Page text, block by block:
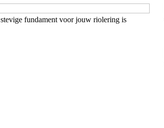
fundament voor jouw riolering is